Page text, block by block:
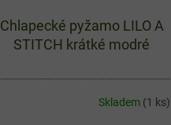
Chlapecké pyžamo LILO A
STITCH krátké modré
Skladem (1 ks)